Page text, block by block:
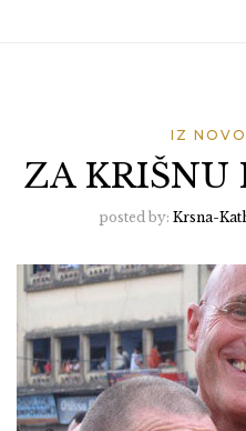
IZ
ZA KRIŠNU
posted by: Krsna-